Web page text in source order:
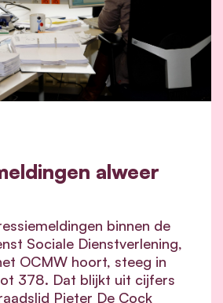
alweer
binnen de
Sociale Dienstverlening,
OCMW hoort, steeg in
378. Dat blijkt uit cijfers
Pieter De Cock